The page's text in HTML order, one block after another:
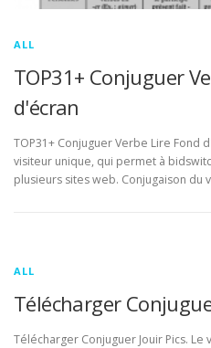
ALL
TOP31+ Conjuguer
d'écran
TOP31+ Conjuguer Verbe Lire Fond
visiteur unique, qui permet à
plusieurs sites web. Conjugaison du
ALL
Télécharger
Télécharger Conjuguer Jouir Pics.